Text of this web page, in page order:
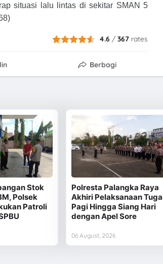
situasi lalu lintas di sekitar SMAN 5
4.6 /367 rates
Berbagi
Stok
Polsek
Patroli
Polresta Palangka Raya
Akhiri Pelaksanaan
Pagi Hingga Siang Hari
dengan Apel Sore
06 August, 2026